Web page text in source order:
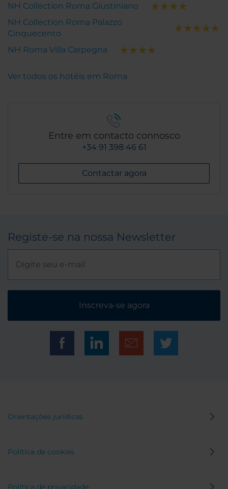
NH Collection Roma Giustiniano
NH Collection Roma Palazzo
Cinquecento
NH Roma Villa Carpegna
Ver todos os hotéis em Roma
Entre em contacto connosco
+34 91 398 46 61
Contactar agora
Registe-se na nossa Newsletter
Inscreva-se agora
Orientações jurídicas
Política de cookies
Política de privacidade